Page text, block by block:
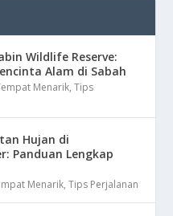
Wildlife Reserve:
Alam di Sabah
Menarik,Tips
Hujan di
Panduan Lengkap
Menarik,Tips Perjalanan